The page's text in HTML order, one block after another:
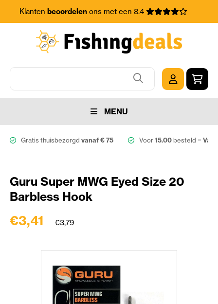
Klanten beoordelenons met een 8.4
MENU
Gratis thuisbezorgd vanaf € 75 Voor15.00besteld =
Guru Super MWG Eyed Size 20
Barbless Hook
€3,41 €3,79